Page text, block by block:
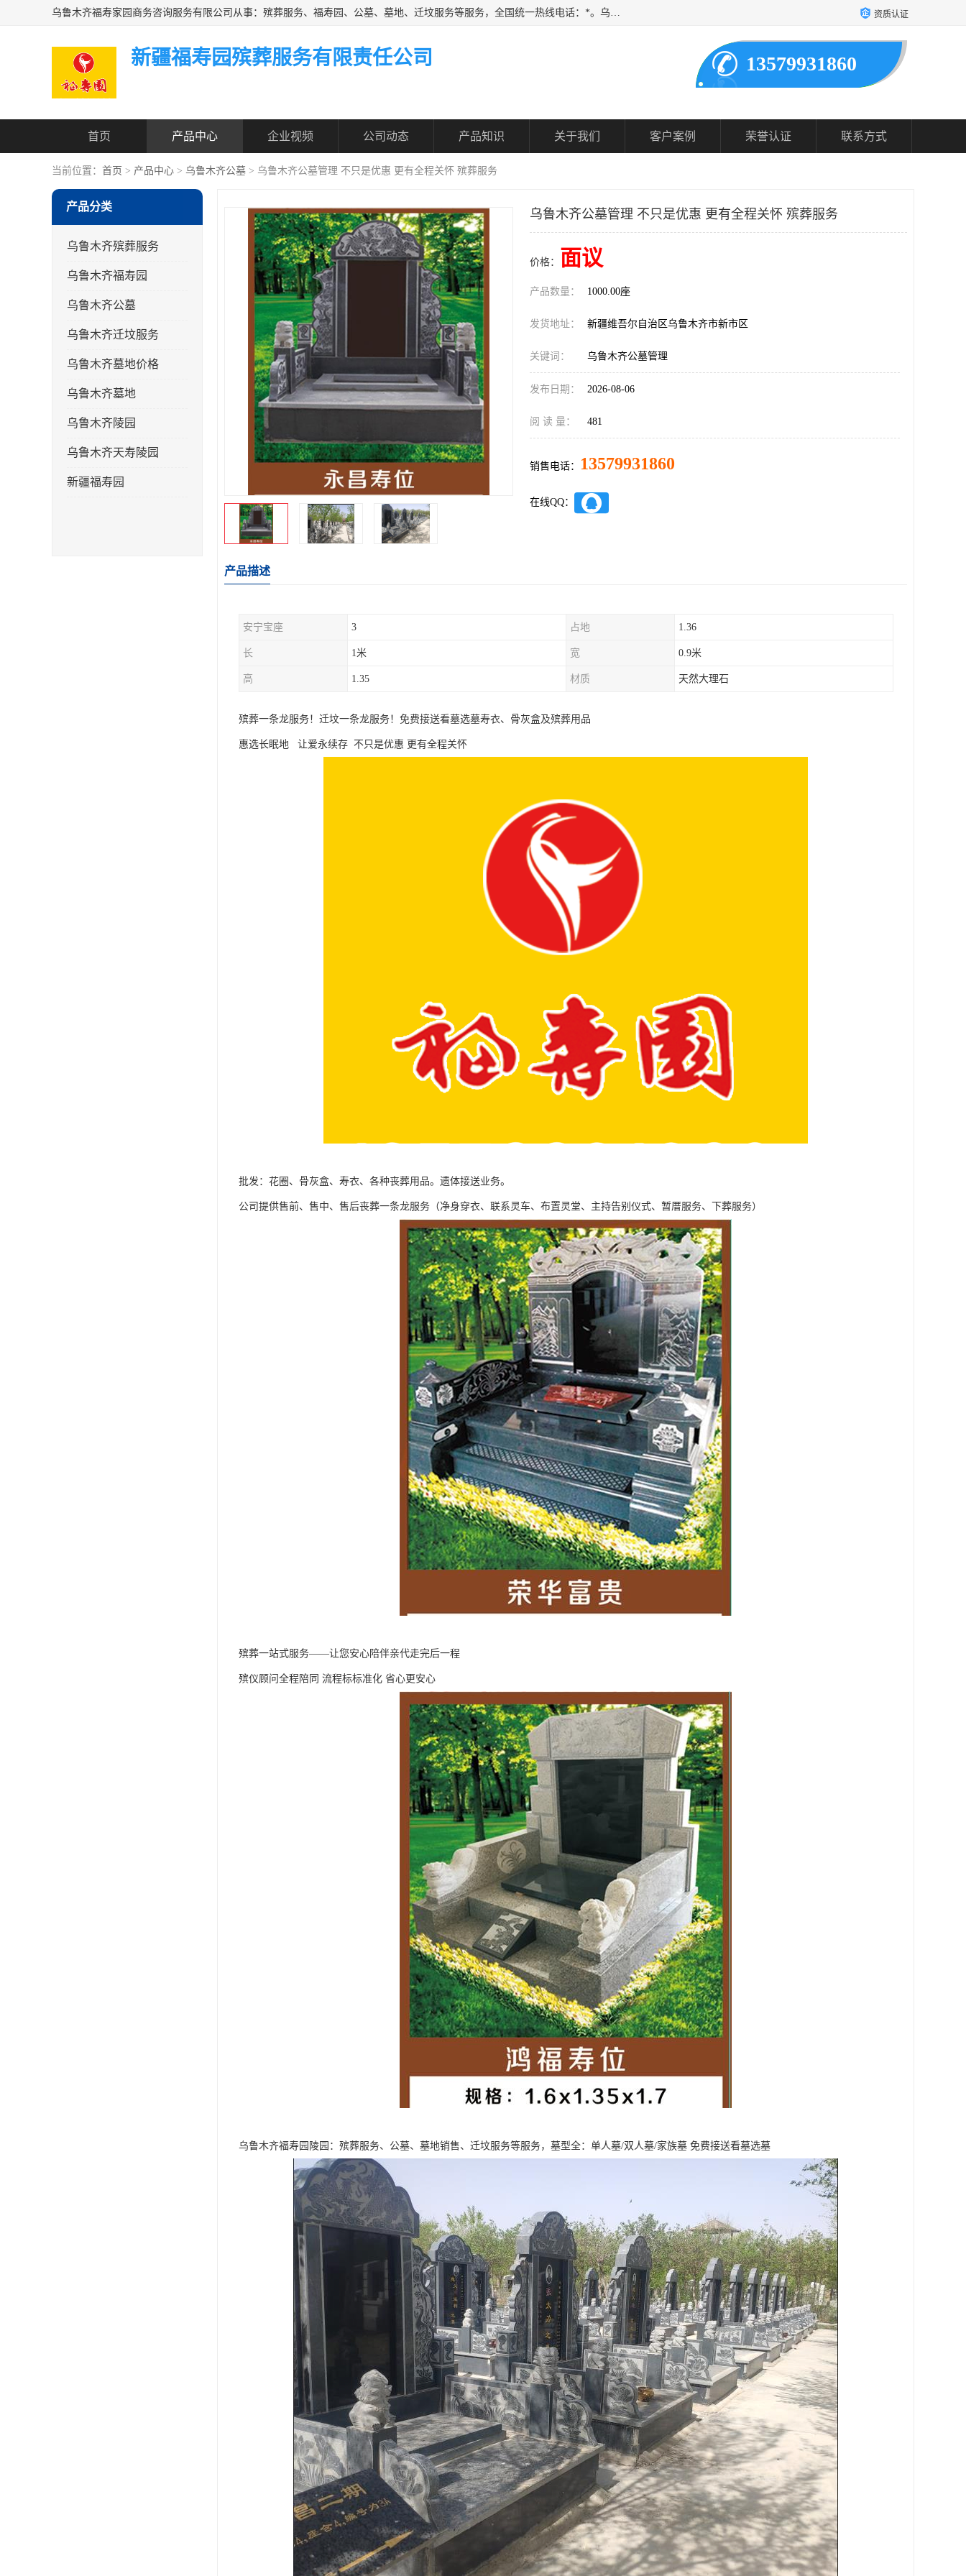
乌鲁木齐福寿家园商务咨询服务有限公司从事：殡葬服务、福寿园、公墓、墓地、迁坟服务等服务，全国统一热线电话：*。乌鲁木齐福寿家园商务咨询服务有限公司提供多种一条龙服务套餐，满足各阶层的实际需求。实实在在做到省心、省力、省钱。 资质认证
新疆福寿园殡葬服务有限责任公司 13579931860
首页 产品中心 企业视频 公司动态 产品知识 关于我们 客户案例 荣誉认证 联系方式
当前位置： 首页 > 产品中心 > 乌鲁木齐公墓 > 乌鲁木齐公墓管理 不只是优惠 更有全程关怀 殡葬服务
产品分类
乌鲁木齐殡葬服务
乌鲁木齐福寿园
乌鲁木齐公墓
乌鲁木齐迁坟服务
乌鲁木齐墓地价格
乌鲁木齐墓地
乌鲁木齐陵园
乌鲁木齐天寿陵园
新疆福寿园
乌鲁木齐公墓管理 不只是优惠 更有全程关怀 殡葬服务
价格： 面议
产品数量： 1000.00座
发货地址： 新疆维吾尔自治区乌鲁木齐市新市区
关键词： 乌鲁木齐公墓管理
发布日期： 2026-08-06
阅 读 量： 481
销售电话： 13579931860
在线QQ：
产品描述
安宁宝座 3 占地 1.36
长 1米 宽 0.9米
高 1.35 材质 天然大理石
殡葬一条龙服务！迁坟一条龙服务！免费接送看墓选墓寿衣、骨灰盒及殡葬用品
惠选长眠地 让爱永续存 不只是优惠 更有全程关怀
批发：花圈、骨灰盒、寿衣、各种丧葬用品。遗体接送业务。
公司提供售前、售中、售后丧葬一条龙服务（净身穿衣、联系灵车、布置灵堂、主持告别仪式、暂厝服务、下葬服务）
殡葬一站式服务——让您安心陪伴亲代走完后一程
殡仪顾问全程陪同 流程标标准化 省心更安心
乌鲁木齐福寿园陵园：殡葬服务、公墓、墓地销售、迁坟服务等服务，墓型全：单人墓/双人墓/家族墓 免费接送看墓选墓